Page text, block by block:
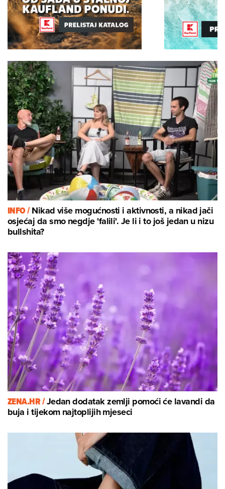
INFO /Nikad više mogućnosti i aktivnosti, a nikad jači
osjećaj da smo negdje 'falili'. Je li i to još jedan u nizu
bullshita?
ZENA.HR /Jedan dodatak zemlji pomoći će lavandi da
buja i tijekom najtoplijih mjeseci